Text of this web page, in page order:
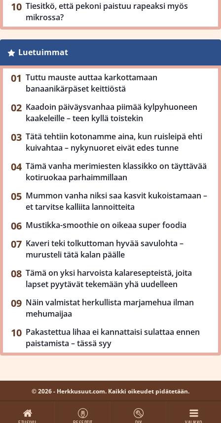
Tiesitkö, että pekoni paistuu rapeaksi myös
mikrossa?
Luetuimmat
Tuttu mauste auttaa karkottamaan
banaanikärpäset keittiöstä
Kaadoin päiväysvanhaa piimää kylpyhuoneen
kaakeleille – teen kyllä toistekin
Tätä tehtiin kotonamme aina, kun ruisleipä ehti
kuivahtaa – nykynuoret eivät edes tunne
Tämä vanha merimiesten klassikko on täyttävää
kotiruokaa parhaimmillaan
Mummon vanha niksi saa kasvit kukoistamaan –
et tarvitse kalliita lannoitteita
Mustikka-smoothie on oikeaa super foodia
Kaveri teki tolkuttoman hyvää savulohta –
murusteli tätä kalan päälle
Tämä on yksi harvoista kalaresepteistä, joita
lapset pyytävät tekemään yhä uudelleen
Näin valmistat herkullista marjamehua ilman
mehumaijaa
Pakastettua lihaa ei kannattaisi sulattaa ennen
paistamista – tässä syy
© 2026 - Herkkusuut.com. Kaikki oikeudet pidätetään.